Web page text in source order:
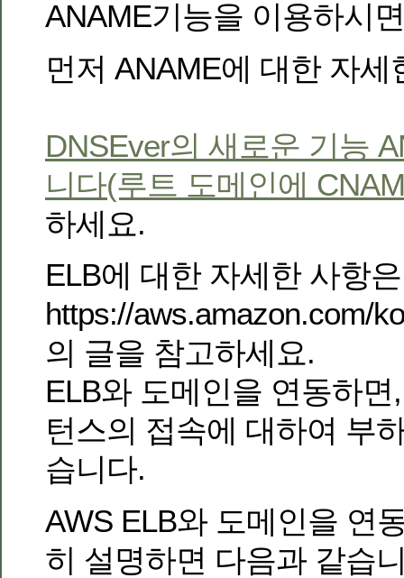
ANAME기능을 이용하시
먼저 ANAME에 대한 자세
DNSEver의 새로운 기능
니다(루트 도메인에
하세요.
ELB에 대한 자세한 사항은
https://aws.amazon.com/
의 글을 참고하세요.
ELB와 도메인을 연동하
턴스의 접속에 대하여 부
습니다.
AWS ELB와 도메인을 연
히 설명하면 다음과 같습